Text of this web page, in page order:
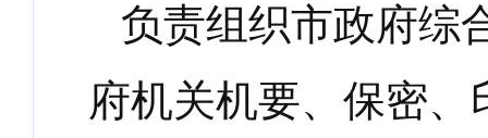
负责组织市政府综
府机关机要、保密